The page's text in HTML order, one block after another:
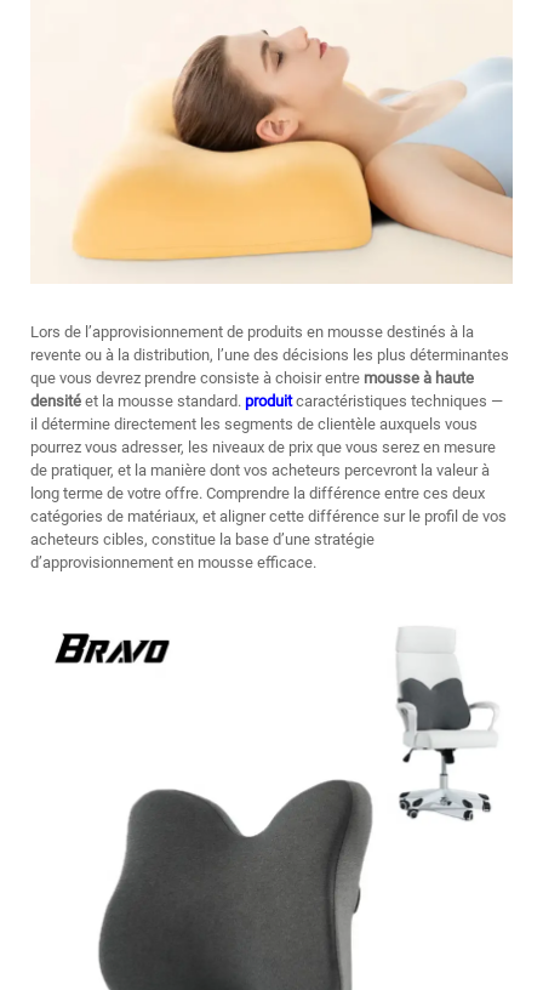
Lors de l’approvisionnement de produits en mousse destinés à la
revente ou à la distribution, l’une des décisions les plus déterminantes
que vous devrez prendre consiste à choisir entre mousse à haute
densité et la mousse standard. produitcaractéristiques techniques —
il détermine directement les segments de clientèle auxquels vous
pourrez vous adresser, les niveaux de prix que vous serez en mesure
de pratiquer, et la manière dont vos acheteurs percevront la valeur à
long terme de votre offre. Comprendre la différence entre ces deux
catégories de matériaux, et aligner cette différence sur le profil de vos
acheteurs cibles, constitue la base d’une stratégie
d’approvisionnement en mousse efficace.